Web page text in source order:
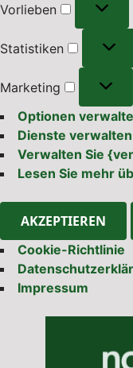
Vorlieben
Statistiken
Marketing
Optionen
Dienste verwalten
Verwalten Sie
Lesen Sie mehr
AKZEPTIEREN
Cookie-Richtlinie
Impressum